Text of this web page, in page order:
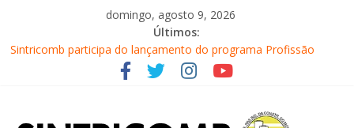
domingo, agosto 9, 2026
Últimos:
Sintricomb participa do lançamento do programa Profissão
Construir em Brusque
Equipe do SINTRICOMB realiza mais uma edição do Café na
Conselho Fiscal do SINTRICOMB realiza avaliação das contas do